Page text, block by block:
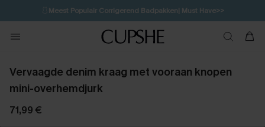
🩱Meest Populair Corrigerend Badpakken| Must Have>>
💌Abonneer je & ontvang tot 15% korting>>
Koop 3, krijg 15% korting | CODE: SW15 1D:10H:23M:13S
Vervaagde denim kraag met vooraan knopen
mini-overhemdjurk
71,99 €